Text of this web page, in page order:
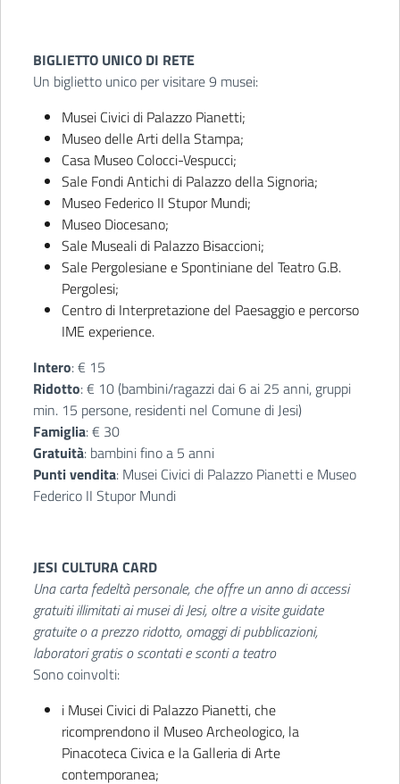
BIGLIETTO UNICO DI RETE
Un biglietto unico per visitare 9 musei:
Musei Civici di Palazzo Pianetti;
Museo delle Arti della Stampa;
Casa Museo Colocci-Vespucci;
Sale Fondi Antichi di Palazzo della Signoria;
Museo Federico II Stupor Mundi;
Museo Diocesano;
Sale Museali di Palazzo Bisaccioni;
Sale Pergolesiane e Spontiniane del Teatro G.B.
Pergolesi;
Centro di Interpretazione del Paesaggio e percorso
IME experience.
Intero: € 15
Ridotto: € 10 (bambini/ragazzi dai 6 ai 25 anni, gruppi
min. 15 persone, residenti nel Comune di Jesi)
Famiglia: € 30
Gratuità: bambini fino a 5 anni
Punti vendita: Musei Civici di Palazzo Pianetti e Museo
Federico II Stupor Mundi
JESI CULTURA CARD
Una carta fedeltà personale, che offre un anno di accessi
gratuiti illimitati ai musei di Jesi, oltre a visite guidate
gratuite o a prezzo ridotto, omaggi di pubblicazioni,
laboratori gratis o scontati e sconti a teatro
Sono coinvolti:
i Musei Civici di Palazzo Pianetti, che
ricomprendono il Museo Archeologico, la
Pinacoteca Civica e la Galleria di Arte
contemporanea;